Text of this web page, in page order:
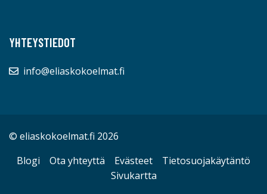
YHTEYSTIEDOT
info@eliaskokoelmat.fi
© eliaskokoelmat.fi 2026
Blogi
Ota yhteyttä Evästeet
Tietosuojakäytäntö
Sivukartta